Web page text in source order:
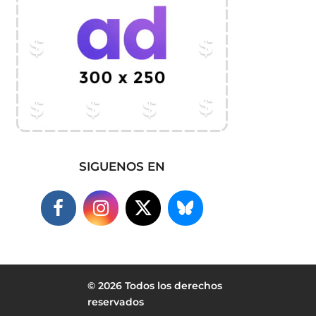
SIGUENOS EN
© 2026 Todos los derechos
reservados